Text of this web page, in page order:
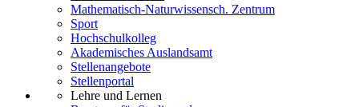
Mathematisch-Naturwissensch. Zentrum
Sport
Hochschulkolleg
Akademisches Auslandsamt
Stellenangebote
Stellenportal
Lehre und Lernen